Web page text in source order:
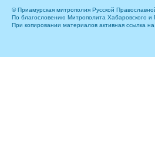
© Приамурская митрополия Русской
По благословению Митрополита Хабаровского и
При копировании материалов активная ссылка на